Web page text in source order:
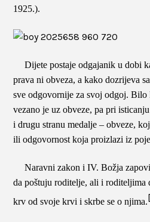
1925.).
Dijete postaje odgajanik u dobi
prava ni obveza, a kako dozrijeva
sve odgovornije za svoj odgoj.
vezano je uz obveze, pa pri
i drugu stranu medalje – obveze,
ili odgovornost koja proizlazi iz
Naravni zakon i IV. Božja
da poštuju roditelje, ali i roditeljima
krv od svoje krvi i skrbe se o njima.